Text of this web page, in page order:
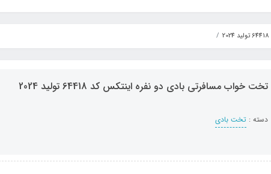
تخت خواب مسافرتی بادی دو نفره اینتکس کد 64418 تولید 2024
دسته : تخت بادی